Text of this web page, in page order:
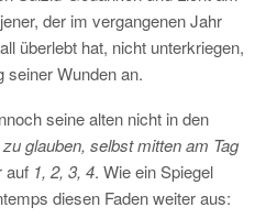
der im vergangenen Jahr
überlebt hat, nicht unterkriegen,
seiner Wunden an.
seine alten nicht in den
glauben, selbst mitten am Tag
auf 1, 2, 3, 4. Wie ein Spiegel
diesen Faden weiter aus: